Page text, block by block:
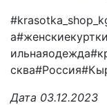
Дата 03.12.2023